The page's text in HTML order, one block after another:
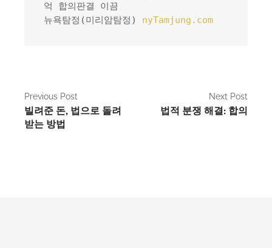
억 합의판결 이끔
뉴욕탐정(미리암탐정) nyTamjung.com
P
o
Previous Post
빌려준 돈, 법으로 돌려
받는 방법
Next Post
법적 분쟁 해결: 합의